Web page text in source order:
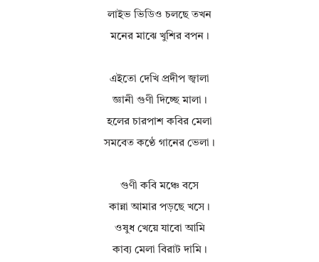
লাইভ ভিডিও চলছে তখন
মনের মাঝে খুশির বপন।
এইতো দেখি প্রদীপ জ্বালা
জ্ঞানী গুণী দিচ্ছে মালা।
হলের চারপাশ কবির মেলা
সমবেত কণ্ঠে গানের ভেলা।
গুণী কবি মঞ্চে বসে
কান্না আমার পড়ছে খসে।
ওষুধ খেয়ে যাবো আমি
কাব্য মেলা বিরাট দামি।